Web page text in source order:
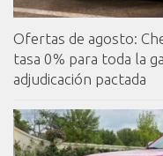
Ofertas de agosto:
tasa 0% para toda la
adjudicación pactada